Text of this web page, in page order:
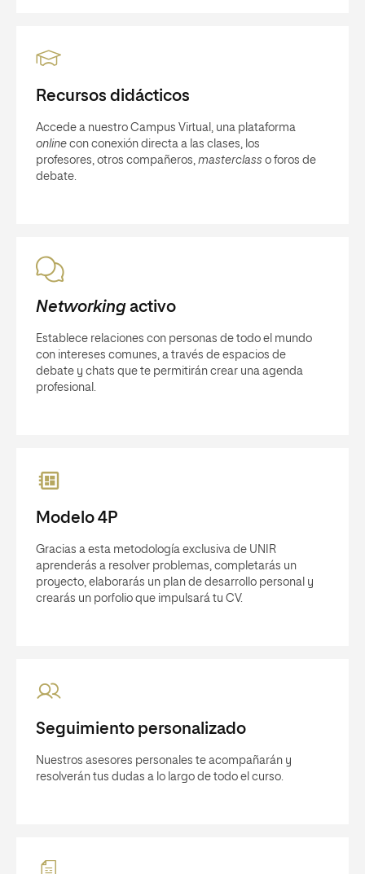
Recursos didácticos
Accede a nuestro Campus Virtual, una plataforma
online con conexión directa a las clases, los
profesores, otros compañeros, masterclass o foros de
debate.
Networkingactivo
Establece relaciones con personas de todo el mundo
con intereses comunes, a través de espacios de
debate y chats que te permitirán crear una agenda
profesional.
Modelo 4P
Gracias a esta metodología exclusiva de UNIR
aprenderás a resolver problemas, completarás un
proyecto, elaborarás un plan de desarrollo personal y
crearás un porfolio que impulsará tu CV.
Seguimiento personalizado
Nuestros asesores personales te acompañarán y
resolverán tus dudas a lo largo de todo el curso.